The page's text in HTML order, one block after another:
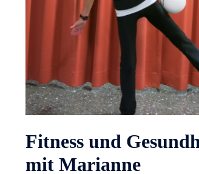
Fitness und
mit Marianne